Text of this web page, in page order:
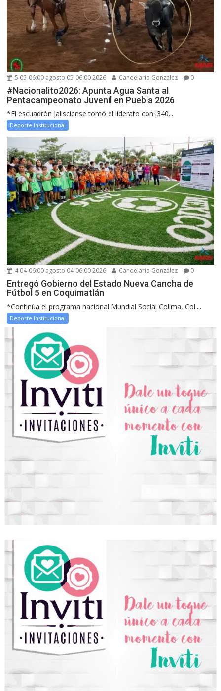
5 05-06:00 agosto 05-06:00 2026 Candelario González 0
#Nacionalito2026: Apunta Agua Santa al
Pentacampeonato Juvenil en Puebla 2026
*El escuadrón jalisciense tomó el liderato con ¡340...
Deporte Institucional
4 04-06:00 agosto 04-06:00 2026 Candelario González 0
Entregó Gobierno del Estado Nueva Cancha de
Fútbol 5 en Coquimatlán
*Continúa el programa nacional Mundial Social Colima, Col....
Deporte Institucional